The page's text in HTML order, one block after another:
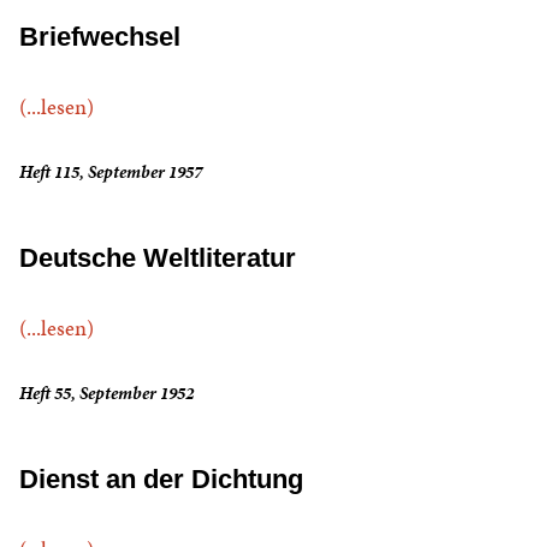
Briefwechsel
(...lesen)
Heft 115, September 1957
Deutsche Weltliteratur
(...lesen)
Heft 55, September 1952
Dienst an der Dichtung